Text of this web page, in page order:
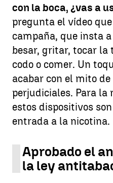
con la boca, ¿vas a
pregunta el vídeo
campaña, que insta
besar, gritar, tocar la
codo o comer. Un
acabar con el mito
perjudiciales. Para
estos dispositivos
entrada a la nicotina.
Aprobado el
la ley